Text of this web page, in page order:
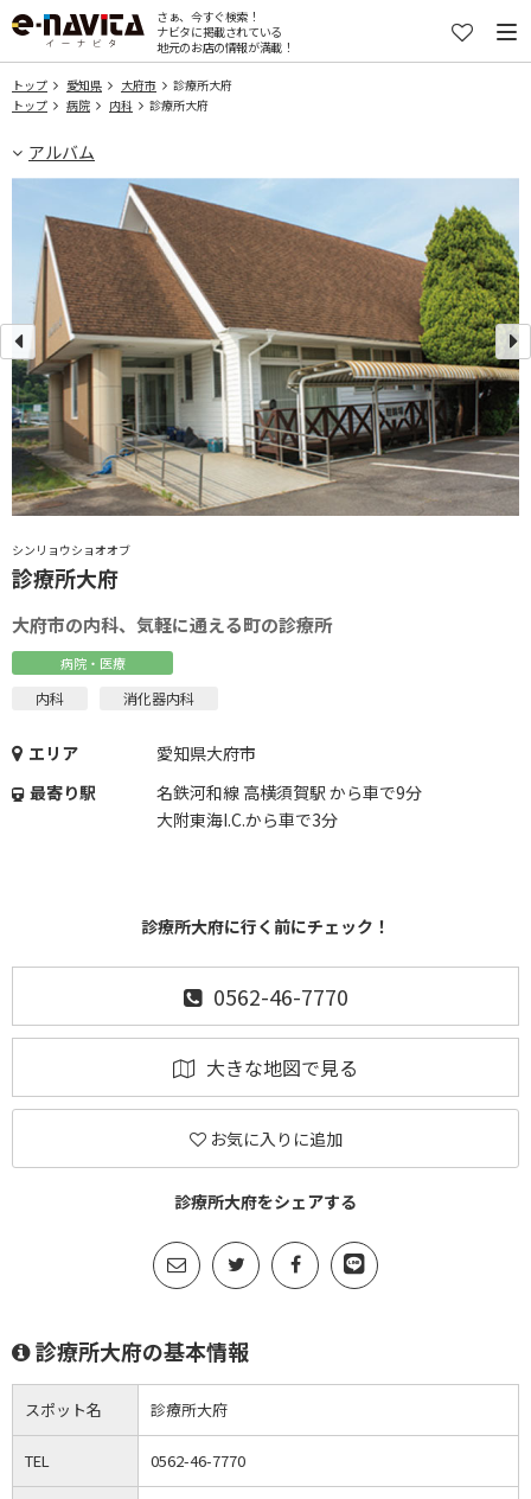
さぁ、今すぐ検索！
ナビタに掲載されている
地元のお店の情報が満載！
トップ 愛知県 大府市
診療所大府
トップ
病院 内科 診療所大府
アルバム
シンリョウショオオブ
診療所大府
大府市の内科、気軽に通える町の診療所
病院・医療
内科 消化器内科
エリア
愛知県大府市
最寄り駅
名鉄河和線 高横須賀駅 から車で9分
大附東海I.C.から車で3分
診療所大府に行く前にチェック！
0562-46-7770
大きな地図で見る
お気に入りに追加
診療所大府をシェアする
診療所大府の基本情報
スポット名 診療所大府
TEL 0562-46-7770